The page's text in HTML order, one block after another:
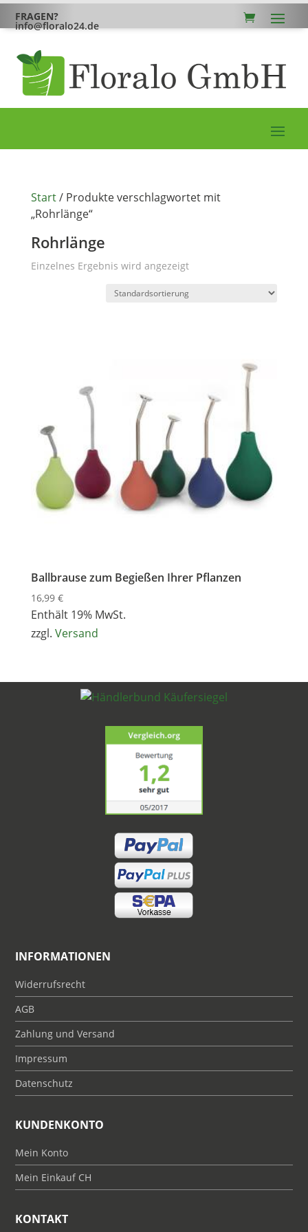
FRAGEN?
info@floralo24.de
Start/ Produkte verschlagwortet mit
„Rohrlänge“
Rohrlänge
Einzelnes Ergebnis wird angezeigt
Ballbrause zum Begießen Ihrer Pflanzen
16,99 €
Enthält 19% MwSt.
zzgl. Versand
INFORMATIONEN
Widerrufsrecht
AGB
Zahlung und Versand
Impressum
Datenschutz
KUNDENKONTO
Mein Konto
Mein Einkauf CH
KONTAKT